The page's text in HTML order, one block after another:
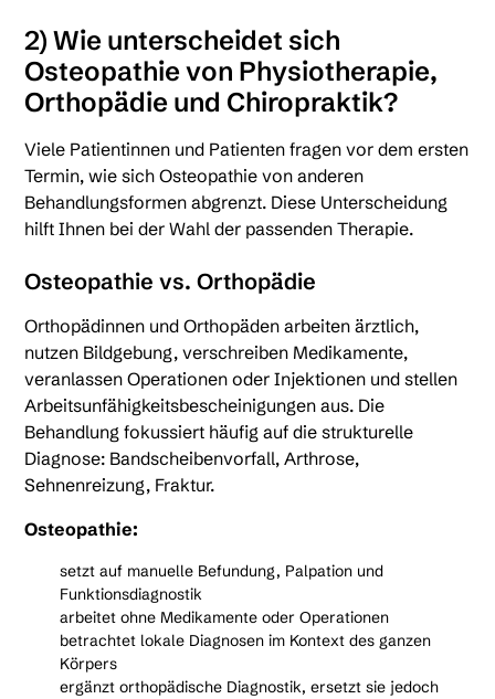
2) Wie unterscheidet sich
Osteopathie von Physiotherapie,
Orthopädie und Chiropraktik?
Viele Patientinnen und Patienten fragen vor dem ersten
Termin, wie sich Osteopathie von anderen
Behandlungsformen abgrenzt. Diese Unterscheidung
hilft Ihnen bei der Wahl der passenden Therapie.
Osteopathie vs. Orthopädie
Orthopädinnen und Orthopäden arbeiten ärztlich,
nutzen Bildgebung, verschreiben Medikamente,
veranlassen Operationen oder Injektionen und stellen
Arbeitsunfähigkeitsbescheinigungen aus. Die
Behandlung fokussiert häufig auf die strukturelle
Diagnose: Bandscheibenvorfall, Arthrose,
Sehnenreizung, Fraktur.
Osteopathie:
setzt auf manuelle Befundung, Palpation und
Funktionsdiagnostik
arbeitet ohne Medikamente oder Operationen
betrachtet lokale Diagnosen im Kontext des ganzen
Körpers
ergänzt orthopädische Diagnostik, ersetzt sie jedoch